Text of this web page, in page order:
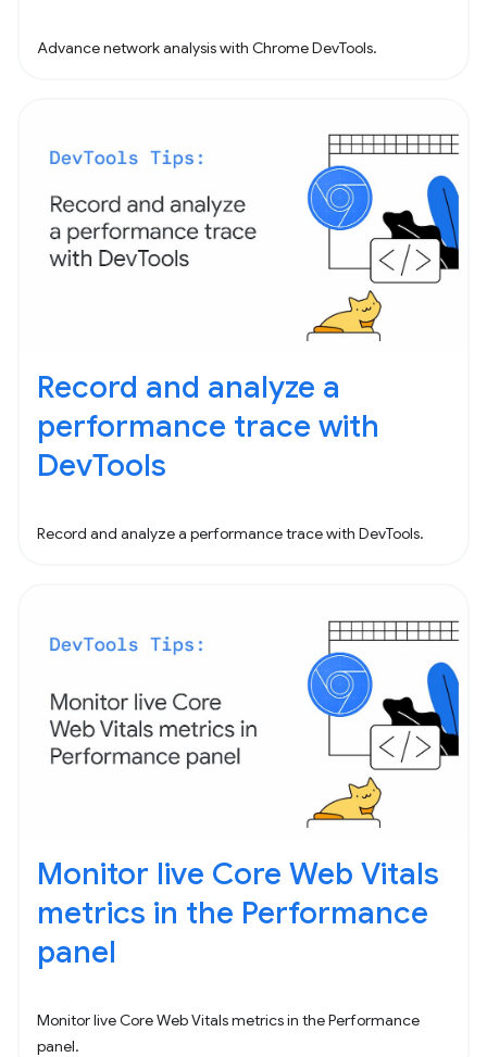
Advance network analysis with Chrome DevTools.
Record and analyze a
performance trace with
DevTools
Record and analyze a performance trace with DevTools.
Monitor live Core Web Vitals
metrics in the Performance
panel
Monitor live Core Web Vitals metrics in the Performance
panel.